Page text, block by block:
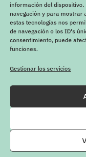
información del
navegación y para mostrar
estas tecnologías nos
de navegación o los ID's
consentimiento, puede
funciones.
Gestionar los servicios
Firway ©